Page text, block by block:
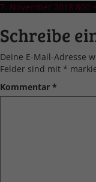
Veröffentlicht
7. November 2018 Volle
800
Schreibe
Deine E-Mail-Adresse
Felder sind mit *
Kommentar *